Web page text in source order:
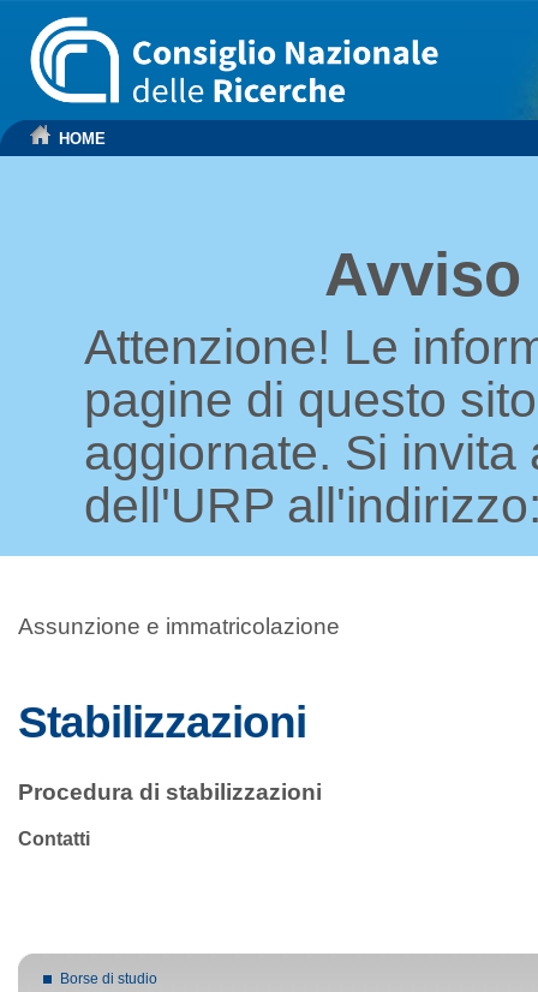
HOME
Attenzione! Le
pagine di questo
aggiornate. Si
dell'URP
Assunzione e immatricolazione
Stabilizzazioni
Procedura di stabilizzazioni
Contatti
Borse di studio